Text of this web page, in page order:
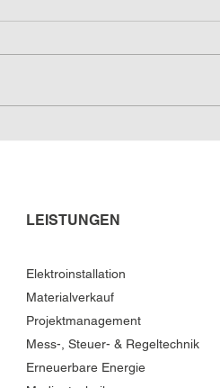
Flugblatt
LEISTUNGEN
Elektroinstallation
Materialverkauf
Projektmanagement
Mess-, Steuer- & Regeltechnik
Erneuerbare Energie